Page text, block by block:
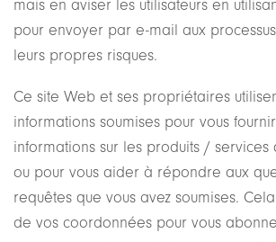
mais en aviser les utilisateurs en
pour envoyer par e-mail aux
leurs propres risques.
Ce site Web et ses propriétaires
informations soumises pour vous
informations sur les produits / services
ou pour vous aider à répondre aux
requêtes que vous avez soumises.
de vos coordonnées pour vous